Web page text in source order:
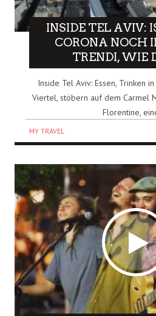
INSIDE TEL AVIV:
CORONA NOCH
TRENDI, WIE
Inside Tel Aviv: Essen, Trinken
Viertel, stöbern auf dem Carmel
Florentine,
MY TRAVEL